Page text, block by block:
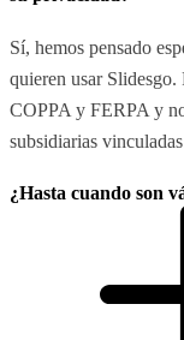
Sí, hemos pensado
quieren usar
COPPA y FERPA y
subsidiarias
¿Hasta cuando son